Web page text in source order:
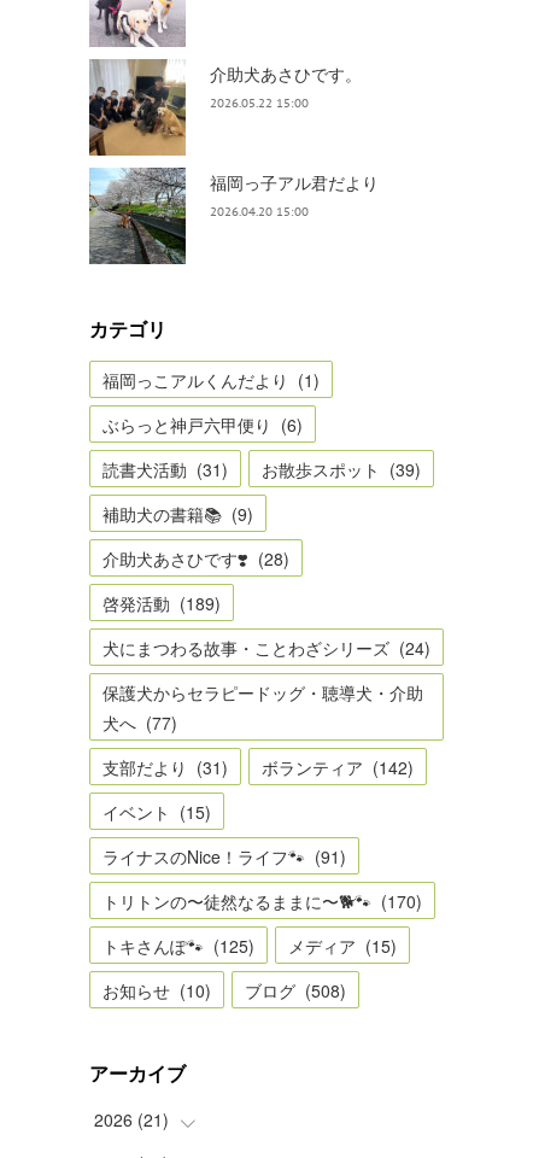
介助犬あさひです。
2026.05.22 15:00
福岡っ子アル君だより
2026.04.20 15:00
カテゴリ
福岡っこアルくんだより (1)
ぶらっと神戸六甲便り (6)
読書犬活動 (31) お散歩スポット (39)
補助犬の書籍📚 (9)
介助犬あさひです❣️ (28)
啓発活動 (189)
犬にまつわる故事・ことわざシリーズ (24)
保護犬からセラピードッグ・聴導犬・介助
犬へ (77)
支部だより (31) ボランティア (142)
イベント (15)
ライナスのNice！ライフ🐾 (91)
トリトンの〜徒然なるままに〜🐕🐾 (170)
トキさんぽ🐾 (125) メディア (15)
お知らせ (10) ブログ (508)
アーカイブ
2026 (21)